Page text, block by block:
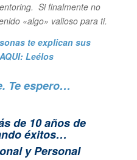
Si finalmente no
«algo» valioso para ti.
te explican sus
Leélos
Te espero…
de 10 años de
éxitos…
y Personal